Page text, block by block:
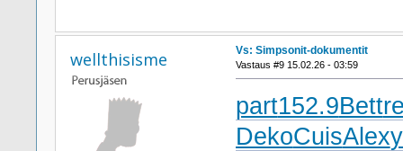
wellthisisme Vs: Simpsonit-dokumentit
Vastaus #9 15.02.26 - 03:59
part152.9Bett
DekoCuisAlex